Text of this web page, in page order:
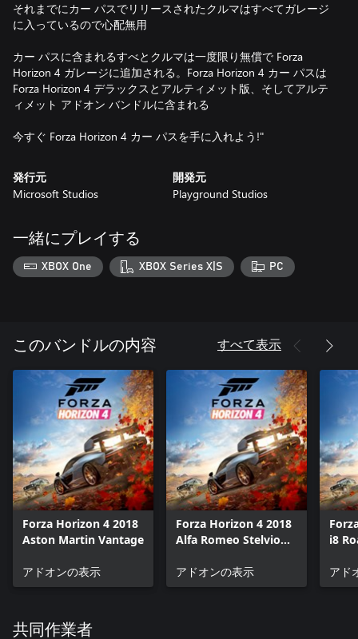
それまでにカー パスでリリースされたクルマはすべてガレージ
に入っているので心配無用
カー パスに含まれるすべとクルマは一度限り無償で Forza
Horizon 4 ガレージに追加される。Forza Horizon 4 カー パスは
Forza Horizon 4 デラックスとアルティメット版、そしてアルテ
ィメット アドオン バンドルに含まれる
発行元
Microsoft Studios
開発元
Playground Studios
一緒にプレイする
XBOX One XBOX Series X|S PC
このバンドルの内容 すべて表示
Forza Horizon 4 2018
Aston Martin Vantage
アドオンの表示
Forza Horizon 4 2018
Alfa Romeo Stelvio
アドオンの表示
i8
アド
共同作業者